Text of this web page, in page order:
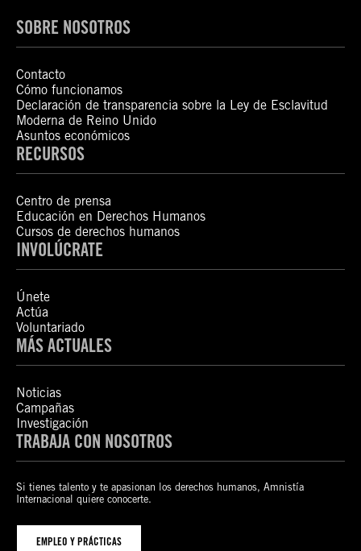
SOBRE NOSOTROS
Contacto
Cómo funcionamos
Declaración de transparencia sobre la Ley de Esclavitud
Moderna de Reino Unido
Asuntos económicos
RECURSOS
Centro de prensa
Educación en Derechos Humanos
Cursos de derechos humanos
INVOLÚCRATE
Únete
Actúa
Voluntariado
MÁS ACTUALES
Noticias
Campañas
Investigación
TRABAJA CON NOSOTROS
Si tienes talento y te apasionan los derechos humanos, Amnistía
Internacional quiere conocerte.
EMPLEO Y PRÁCTICAS